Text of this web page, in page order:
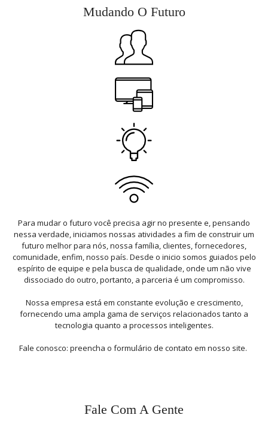
Mudando O Futuro
Para mudar o futuro você precisa agir no presente e, pensando
nessa verdade, iniciamos nossas atividades a fim de construir um
futuro melhor para nós, nossa família, clientes, fornecedores,
comunidade, enfim, nosso país. Desde o inicio somos guiados pelo
espírito de equipe e pela busca de qualidade, onde um não vive
dissociado do outro, portanto, a parceria é um compromisso.
Nossa empresa está em constante evolução e crescimento,
fornecendo uma ampla gama de serviços relacionados tanto a
tecnologia quanto a processos inteligentes.
Fale conosco: preencha o formulário de contato em nosso site.
Fale Com A Gente